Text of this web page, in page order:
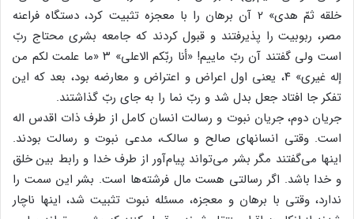
خلقه‌ ثمّ هدی‌» ۲ آن‌ برهان‌ را با معجزه‌ تثبیت‌ کرد، دستگاه‌ فراعنه‌
مصر، ربوبیت‌ را پذیرفتند و قبول‌ کردند که‌ جامعه‌ بشری‌ محتاج‌ ربّ
است‌ ولی‌ گفتند آن‌ ربّ ماییم‌! «أنا ربّکم‌ الاعلی‌» ۳ «ما علمت‌ لکم‌ من‌
إله‌ غیری‌» ۴، یعنی‌ اول‌ اعراض‌ و اعتراض‌ و معارضه‌ بود، بعد که‌ این‌
تفکر جا افتاد جعل‌ بدل‌ شد و ربّ نما را به‌ جای‌ ربّ گذاشتند.
جریان‌ دوم‌، جریان‌ نبوت‌ و رسالت‌ انسان‌ کامل‌ از طرف‌ ذات‌ اقدس‌ اله‌
است‌. وقتی‌ انسانهای‌ صالح‌ و سالک‌، مدعی‌ نبوت‌ و رسالت‌ بودند.
اینها می‌گفتند مگر بشر می‌تواند پیام‌آور از طرف‌ خدا و رابط‌ بین‌ خلق‌
و خدا باشد. اگر رسالتی‌ هست‌ مال‌ فرشته‌ها است‌. بشر این‌ سمت‌ را
ندارد، وقتی‌ با برهان‌ و معجزه‌، مسئله‌ نبوت‌ تثبیت‌ شد، اینها ناچار